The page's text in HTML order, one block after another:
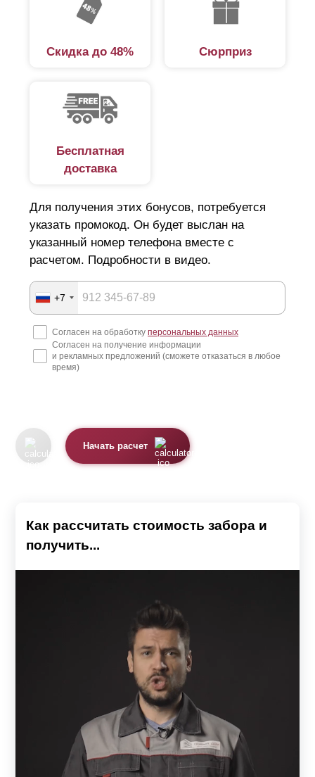
Скидка до 48% Сюрприз
Бесплатная
доставка
Для получения этих бонусов, потребуется
указать промокод. Он будет выслан на
указанный номер телефона вместе с
расчетом. Подробности в видео.
+7
Согласен на обработку персональных данных
Согласен на получение информации
и рекламных предложений (сможете отказаться в любое
время)
Начать расчет
Как рассчитать стоимость забора и
получить...